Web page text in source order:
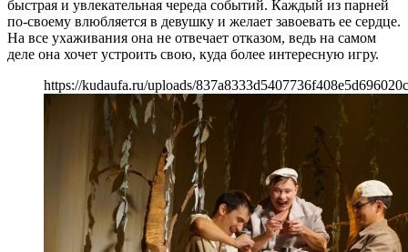
быстрая и увлекательная череда событий. Каждый из парней
по-своему влюбляется в девушку и желает завоевать ее сердце.
На все ухаживания она не отвечает отказом, ведь на самом
деле она хочет устроить свою, куда более интересную игру.
https://kudaufa.ru/uploads/